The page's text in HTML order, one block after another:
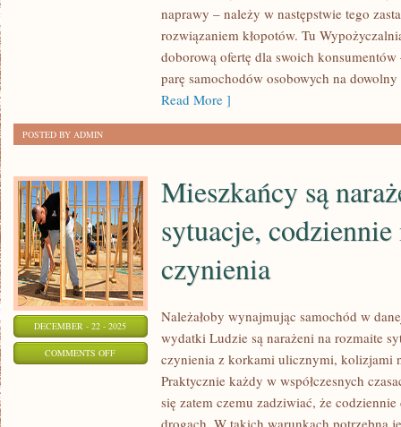
NA
BIEŻĄCO
KUPOWAĆ
naprawy – należy w następstwie tego
rozwiązaniem kłopotów. Tu
doborową ofertę dla swoich
parę samochodów osobowych na
Read More ]
POSTED BY ADMIN
DECEMBER - 22 - 2025
COMMENTS OFFON
MIESZKAŃCY
Mieszkańcy są
sytuacje,
czynienia
Należałoby wynajmując samochód w
wydatki Ludzie są narażeni na rozmaite
czynienia z korkami ulicznymi, kolizjami
Praktycznie każdy w współczesnych
się zatem czemu zadziwiać, że
drogach. W takich warunkach potrzebna